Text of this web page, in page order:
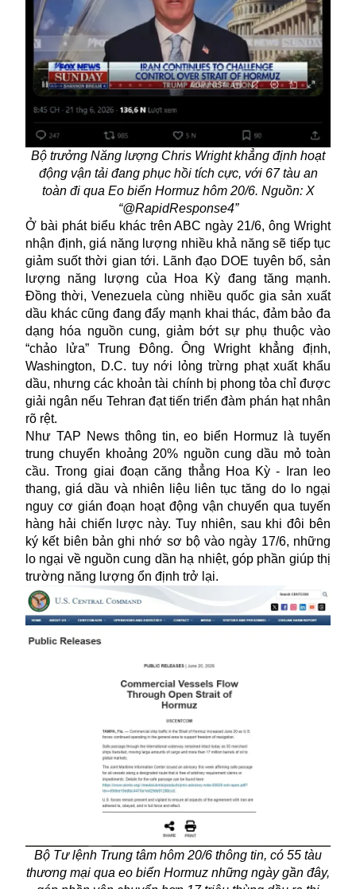
Bộ trưởng Năng lượng Chris Wright khẳng định hoạt
động vận tải đang phục hồi tích cực, với 67 tàu an
toàn đi qua Eo biển Hormuz hôm 20/6. Nguồn: X
“@RapidResponse4”
Ở bài phát biểu khác trên ABC ngày 21/6, ông Wright
nhận định, giá năng lượng nhiều khả năng sẽ tiếp tục
giảm suốt thời gian tới. Lãnh đạo DOE tuyên bố, sản
lượng năng lượng của Hoa Kỳ đang tăng mạnh.
Đồng thời, Venezuela cùng nhiều quốc gia sản xuất
dầu khác cũng đang đẩy mạnh khai thác, đảm bảo đa
dạng hóa nguồn cung, giảm bớt sự phụ thuộc vào
“chảo lửa” Trung Đông. Ông Wright khẳng định,
Washington, D.C. tuy nới lỏng trừng phạt xuất khẩu
dầu, nhưng các khoản tài chính bị phong tỏa chỉ được
giải ngân nếu Tehran đạt tiến triển đàm phán hạt nhân
rõ rệt.
Như TAP News thông tin,eo biển Hormuz là tuyến
trung chuyển khoảng 20% nguồn cung dầu mỏ toàn
cầu. Trong giai đoạn căng thẳng Hoa Kỳ - Iran leo
thang, giá dầu và nhiên liệu liên tục tăng do lo ngại
nguy cơ gián đoạn hoạt động vận chuyển qua tuyến
hàng hải chiến lược này. Tuy nhiên, sau khi đôi bên
ký kết biên bản ghi nhớ sơ bộ vào ngày 17/6, những
lo ngại về nguồn cung dần hạ nhiệt, góp phần giúp thị
trường năng lượng ổn định trở lại.
Bộ Tư lệnh Trung tâm hôm 20/6 thông tin, có 55 tàu
thương mại qua eo biển Hormuz những ngày gần đây,